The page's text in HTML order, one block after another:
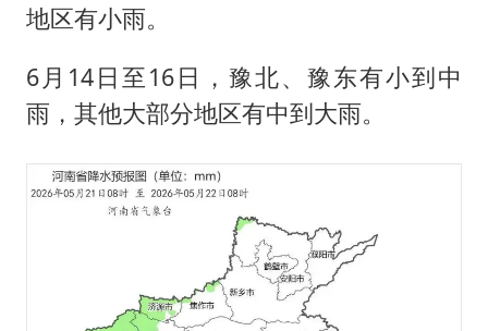
地区有小雨。
6月14日至16日，豫北、豫东有小到中
雨，其他大部分地区有中到大雨。